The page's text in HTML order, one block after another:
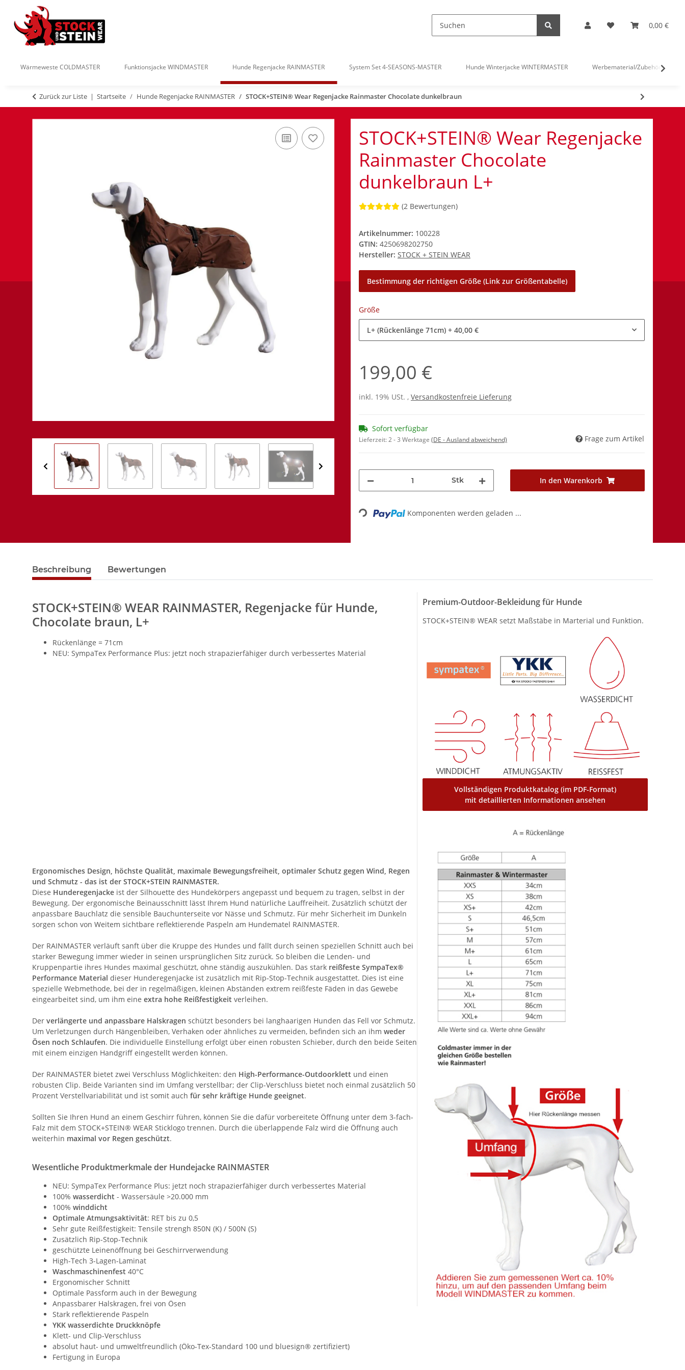
0,00 €
Wärmeweste COLDMASTER Funktionsjacke WINDMASTER Hunde Regenjacke RAINMASTER System Set 4-SEASONS-MASTER Hunde Winterjacke WINTERMASTER Werbematerial/Zubehör
Zurück zur Liste Startseite Hunde Regenjacke RAINMASTER STOCK+STEIN® Wear Regenjacke Rainmaster Chocolate dunkelbraun
STOCK+STEIN® Wear Regenjacke
Rainmaster Chocolate
dunkelbraun L+
(2 Bewertungen)
Artikelnummer: 100228
GTIN: 4250698202750
Hersteller: STOCK + STEIN WEAR
Bestimmung der richtigen Größe (Link zur Größentabelle)
Größe
L+ (Rückenlänge 71cm) + 40,00 €
199,00 €
inkl. 19% USt. , Versandkostenfreie Lieferung
Sofort verfügbar
Lieferzeit:2 - 3 Werktage (DE - Ausland abweichend) Frage zum Artikel
Stk In den Warenkorb
Loading... Komponenten werden geladen ...
Beschreibung Bewertungen
Premium-Outdoor-Bekleidung für Hunde
STOCK+STEIN® WEAR setzt Maßstäbe in Marterial und Funktion.
Vollständigen Produktkatalog (im PDF-Format)
mit detaillierten Informationen ansehen
STOCK+STEIN® WEAR RAINMASTER, Regenjacke für Hunde,
Chocolate braun, L+
Rückenlänge = 71cm
NEU: SympaTex Performance Plus: jetzt noch strapazierfähiger durch verbessertes Material
Ergonomisches Design, höchste Qualität, maximale Bewegungsfreiheit, optimaler Schutz gegen Wind, Regen
und Schmutz - das ist der STOCK+STEIN RAINMASTER.
Diese Hunderegenjacke ist der Silhouette des Hundekörpers angepasst und bequem zu tragen, selbst in der
Bewegung. Der ergonomische Beinausschnitt lässt Ihrem Hund natürliche Lauffreiheit. Zusätzlich schützt der
anpassbare Bauchlatz die sensible Bauchunterseite vor Nässe und Schmutz. Für mehr Sicherheit im Dunkeln
sorgen schon von Weitem sichtbare reflektierende Paspeln am Hundematel RAINMASTER.
Der RAINMASTER verläuft sanft über die Kruppe des Hundes und fällt durch seinen speziellen Schnitt auch bei
starker Bewegung immer wieder in seinen ursprünglichen Sitz zurück. So bleiben die Lenden- und
Kruppenpartie ihres Hundes maximal geschützt, ohne ständig auszukühlen. Das stark reißfeste SympaTex®
Performance Material dieser Hunderegenjacke ist zusätzlich mit Rip-Stop-Technik ausgestattet. Dies ist eine
spezielle Webmethode, bei der in regelmäßigen, kleinen Abständen extrem reißfeste Fäden in das Gewebe
eingearbeitet sind, um ihm eine extra hohe Reißfestigkeit verleihen.
Der verlängerte und anpassbare Halskragen schützt besonders bei langhaarigen Hunden das Fell vor Schmutz.
Um Verletzungen durch Hängenbleiben, Verhaken oder ähnliches zu vermeiden, befinden sich an ihm weder
Ösen noch Schlaufen. Die individuelle Einstellung erfolgt über einen robusten Schieber, durch den beide Seiten
mit einem einzigen Handgriff eingestellt werden können.
Der RAINMASTER bietet zwei Verschluss Möglichkeiten: den High-Performance-Outdoorklett und einen
robusten Clip. Beide Varianten sind im Umfang verstellbar; der Clip-Verschluss bietet noch einmal zusätzlich 50
Prozent Verstellvariabilität und ist somit auch für sehr kräftige Hunde geeignet.
Sollten Sie Ihren Hund an einem Geschirr führen, können Sie die dafür vorbereitete Öffnung unter dem 3-fach-
Falz mit dem STOCK+STEIN® WEAR Sticklogo trennen. Durch die überlappende Falz wird die Öffnung auch
weiterhin maximal vor Regen geschützt.
Wesentliche Produktmerkmale der Hundejacke RAINMASTER
NEU: SympaTex Performance Plus: jetzt noch strapazierfähiger durch verbessertes Material
100% wasserdicht - Wassersäule >20.000 mm
100% winddicht
Optimale Atmungsaktivität: RET bis zu 0,5
Sehr gute Reißfestigkeit: Tensile strengh 850N (K) / 500N (S)
Zusätzlich Rip-Stop-Technik
geschützte Leinenöffnung bei Geschirrverwendung
High-Tech 3-Lagen-Laminat
Waschmaschinenfest 40°C
Ergonomischer Schnitt
Optimale Passform auch in der Bewegung
Anpassbarer Halskragen, frei von Ösen
Stark reflektierende Paspeln
YKK wasserdichte Druckknöpfe
Klett- und Clip-Verschluss
absolut haut- und umweltfreundlich (Öko-Tex-Standard 100 und bluesign® zertifiziert)
Fertigung in Europa